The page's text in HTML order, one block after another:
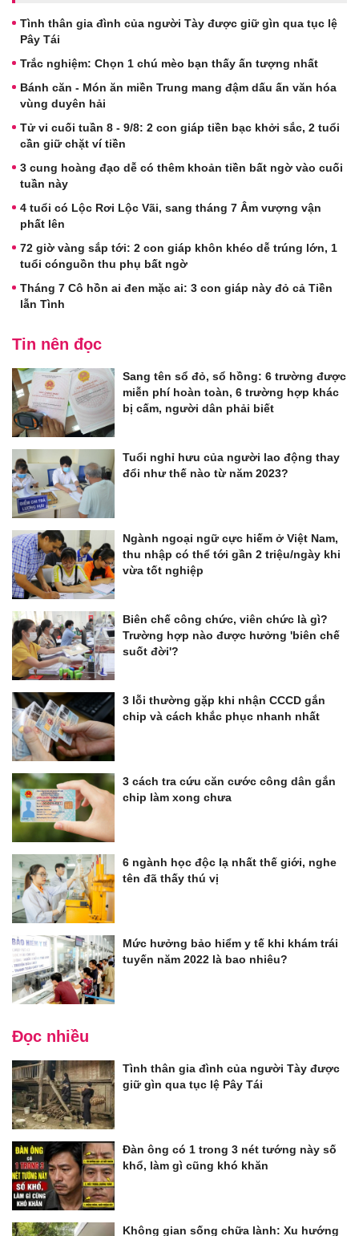
Tình thân gia đình của người Tày được giữ gìn qua tục lệ
Pây Tái
Trắc nghiệm: Chọn 1 chú mèo bạn thấy ấn tượng nhất
Bánh căn - Món ăn miền Trung mang đậm dấu ấn văn hóa
vùng duyên hải
Tử vi cuối tuần 8 - 9/8: 2 con giáp tiền bạc khởi sắc, 2 tuổi
cần giữ chặt ví tiền
3 cung hoàng đạo dễ có thêm khoản tiền bất ngờ vào cuối
tuần này
4 tuổi có Lộc Rơi Lộc Vãi, sang tháng 7 Âm vượng vận
phất lên
72 giờ vàng sắp tới: 2 con giáp khôn khéo dễ trúng lớn, 1
tuổi cónguồn thu phụ bất ngờ
Tháng 7 Cô hồn ai đen mặc ai: 3 con giáp này đỏ cả Tiền
lẫn Tình
Tin nên đọc
Sang tên sổ đỏ, sổ hồng: 6 trường được
miễn phí hoàn toàn, 6 trường hợp khác
bị cấm, người dân phải biết
Tuổi nghỉ hưu của người lao động thay
đổi như thế nào từ năm 2023?
Ngành ngoại ngữ cực hiếm ở Việt Nam,
thu nhập có thể tới gần 2 triệu/ngày khi
vừa tốt nghiệp
Biên chế công chức, viên chức là gì?
Trường hợp nào được hưởng 'biên chế
suốt đời'?
3 lỗi thường gặp khi nhận CCCD gắn
chip và cách khắc phục nhanh nhất
3 cách tra cứu căn cước công dân gắn
chip làm xong chưa
6 ngành học độc lạ nhất thế giới, nghe
tên đã thấy thú vị
Mức hưởng bảo hiểm y tế khi khám trái
tuyến năm 2022 là bao nhiêu?
Đọc nhiều
Tình thân gia đình của người Tày được
giữ gìn qua tục lệ Pây Tái
Đàn ông có 1 trong 3 nét tướng này số
khổ, làm gì cũng khó khăn
Không gian sống chữa lành: Xu hướng